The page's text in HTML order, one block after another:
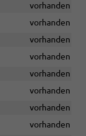
vorhanden
vorhanden
vorhanden
vorhanden
vorhanden
vorhanden
vorhanden
vorhanden